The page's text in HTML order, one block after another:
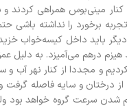
کنار مینی‌بوس همراهی
برخورد را نداشته باشی
نیمه‌های شب دیگر باید داخل
ترک کردیم و مجددا از کنار
و سایه فاصله گرفت
باعث کم شدن سرعت گروه خواهد